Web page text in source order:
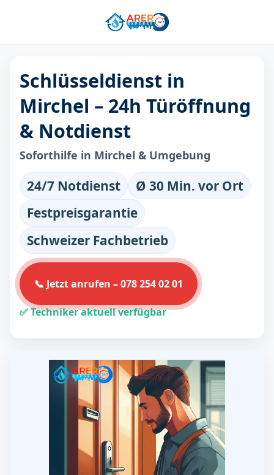
Schlüsseldienst in
Mirchel – 24h Türöffnung
& Notdienst
Soforthilfe in Mirchel & Umgebung
24/7 Notdienst
Ø 30 Min. vor Ort
Festpreisgarantie
Schweizer Fachbetrieb
📞 Jetzt anrufen – 078 254 02 01
✅ Techniker aktuell verfügbar